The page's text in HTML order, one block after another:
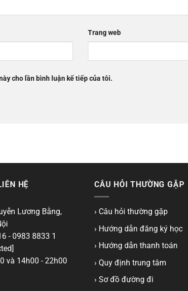
Trang web
cho lần bình luận kế tiếp của tôi.
HỆ
Lương Bằng,
- 0983 8833 1
và 14h00 - 22h00
CÂU HỎI THƯỜNG GẶP
› Câu hỏi thường gặp
› Hướng dẫn đăng ký học
› Hướng dẫn thanh toán
› Quy định trung tâm
› Sơ đồ đường đi